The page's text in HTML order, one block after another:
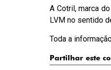
A Cotril, marca
LVM no sentido
Toda a
Partilhar este